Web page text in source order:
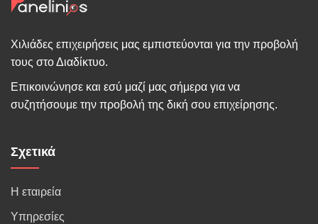
Χιλιάδες επιχειρήσεις μας εμπιστεύονται για την προβολή
τους στο Διαδίκτυο.
Επικοινώνησε και εσύ μαζί μας σήμερα για να
συζητήσουμε την προβολή της δική σου επιχείρησης.
Σχετικά
Η εταιρεία
Υπηρεσίες